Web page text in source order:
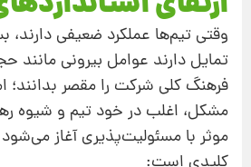
وقتی تیم‌ها عملکرد ضعیفی دارند،
تمایل دارند عوامل بیرونی مانند
فرهنگ کلی شرکت را مقصر بدانند؛
مشکل، اغلب در خود تیم و شیوه
موثر با مسئولیت‌پذیری آغاز